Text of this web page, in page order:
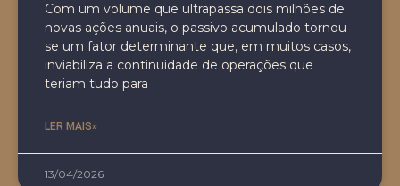
Com um volume que ultrapassa dois milhões de
novas ações anuais, o passivo acumulado tornou-
se um fator determinante que, em muitos casos,
inviabiliza a continuidade de operações que
teriam tudo para
LER MAIS»
13/04/2026